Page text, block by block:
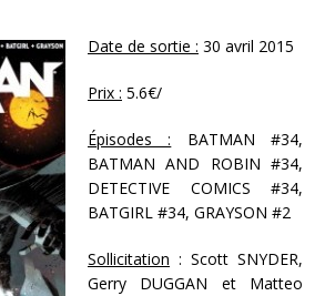
Date de sortie : 30 avril 2015
Prix : 5.6€/
Épisodes : BATMAN #34,
BATMAN AND ROBIN #34,
DETECTIVE COMICS #34,
BATGIRL #34, GRAYSON #2
Sollicitation : Scott SNYDER,
Gerry DUGGAN et Matteo